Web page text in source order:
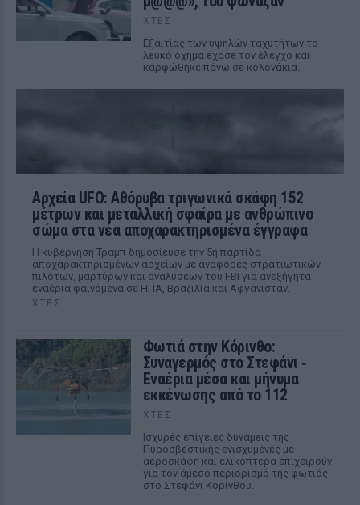
ΧΤΕΣ
Εξαιτίας των υψηλών ταχυτήτων το
λευκό όχημα έχασε τον έλεγχο και
καρφώθηκε πάνω σε κολονάκια.
Αρχεία UFO: Αθόρυβα τριγωνικά σκάφη 152
μέτρων και μεταλλική σφαίρα με ανθρώπινο
σώμα στα νέα αποχαρακτηρισμένα έγγραφα
Η κυβέρνηση Τραμπ δημοσίευσε την 5η παρτίδα
αποχαρακτηρισμένων αρχείων με αναφορές στρατιωτικών
πιλότων, μαρτύρων και αναλύσεων του FBI για ανεξήγητα
εναέρια φαινόμενα σε ΗΠΑ, Βραζιλία και Αφγανιστάν.
ΧΤΕΣ
Φωτιά στην Κόρινθο:
Συναγερμός στο Στεφάνι ‑
Εναέρια μέσα και μήνυμα
εκκένωσης από το 112
ΧΤΕΣ
Ισχυρές επίγειες δυνάμεις της
Πυροσβεστικής ενισχυμένες με
αεροσκάφη και ελικόπτερα επιχειρούν
για τον άμεσο περιορισμό της φωτιάς
στο Στεφάνι Κορίνθου.